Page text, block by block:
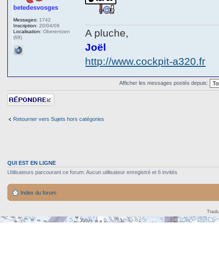
A pluche,
Joël
http://www.cockpit-a320.fr
betedesvosges
Messages: 1742
Inscription: 20/04/09
Localisation: Oberentzen
(68)
Afficher les messages postés depuis:
Répondre
Retourner vers Sujets hors catégories
QUI EST EN LIGNE
Utilisateurs parcourant ce forum: Aucun utilisateur enregistré et 6 invités
Index du forum